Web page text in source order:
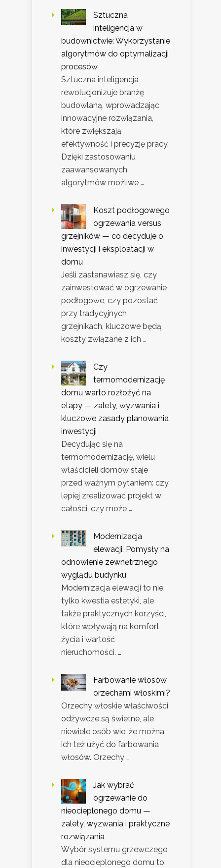
Sztuczna
inteligencja w
budownictwie: Wykorzystanie
algorytmów do optymalizacji
procesów
Sztuczna inteligencja
rewolucjonizuje branżę
budowlaną, wprowadzając
innowacyjne rozwiązania,
które zwiększają
efektywność i precyzję pracy.
Dzięki zastosowaniu
zaawansowanych
algorytmów możliwe …
Koszt podłogowego
ogrzewania versus
grzejników — co decyduje o
inwestycji i eksploatacji w
domu
Jeśli zastanawiasz się, czy
zainwestować w ogrzewanie
podłogowe, czy pozostać
przy tradycyjnych
grzejnikach, kluczowe będą
koszty związane z ich …
Czy
termomodernizację
domu warto rozłożyć na
etapy — zalety, wyzwania i
kluczowe zasady planowania
inwestycji
Decydując się na
termomodernizację, wielu
właścicieli domów staje
przed ważnym pytaniem: czy
lepiej zrealizować projekt w
całości, czy może …
Modernizacja
elewacji: Pomysły na
odnowienie zewnętrznego
wyglądu budynku
Modernizacja elewacji to nie
tylko kwestia estetyki, ale
także praktycznych korzyści,
które wpływają na komfort
życia i wartość
nieruchomości. …
Farbowanie włosów
orzechami włoskimi?
Orzechy włoskie właściwości
odżywcze są świetne, ale
niewiele osób wie, że można
ich też użyć do farbowania
włosów. Orzechy …
Jak wybrać
ogrzewanie do
nieocieplonego domu —
zalety, wyzwania i praktyczne
rozwiązania
Wybór systemu grzewczego
dla nieocieplonego domu to